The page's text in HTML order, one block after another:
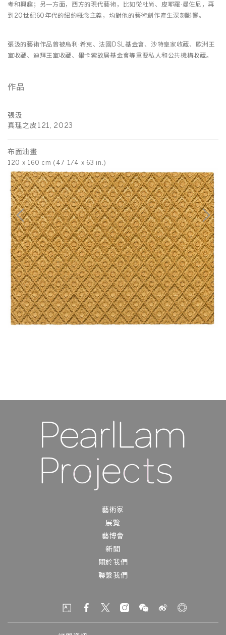
考和興趣；另一方面，西方的現代藝術，比如從杜尚、皮耶羅·曼佐尼，再
到20世紀60年代的紐約概念主義，均對他的藝術創作產生深刻影響。
張汲的藝術作品曾被烏利·希克、法國DSL基金會、沙特皇家收藏、歐洲王
室收藏、迪拜王室收藏、畢卡索故居基金會等重要私人和公共機構收藏。
作品
張汲
真理之皮121, 2023
布面油畫
120 x 160 cm (47 1/4 x 63 in.)
藝術家
展覽
藝博會
新聞
關於我們
聯繫我們